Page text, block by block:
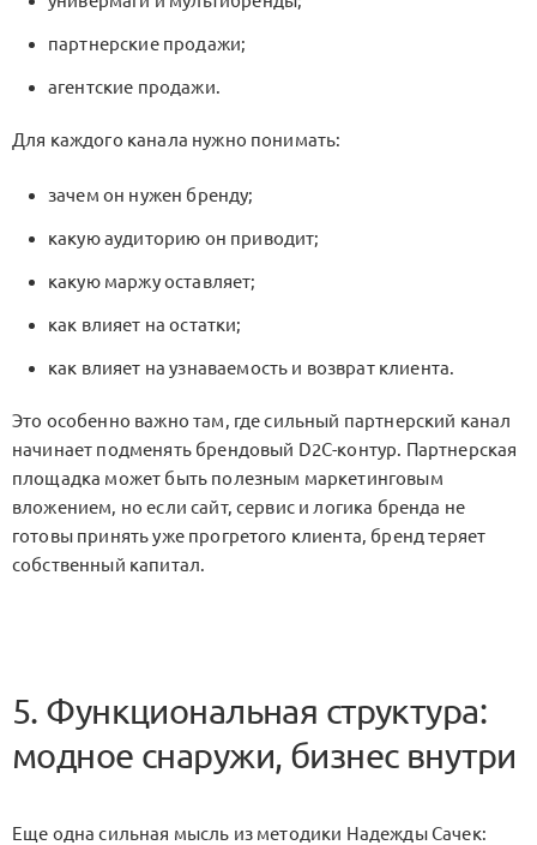
партнерские продажи;
агентские продажи.
Для каждого канала нужно понимать:
зачем он нужен бренду;
какую аудиторию он приводит;
какую маржу оставляет;
как влияет на остатки;
как влияет на узнаваемость и возврат клиента.
Это особенно важно там, где сильный партнерский канал
начинает подменять брендовый D2C-контур. Партнерская
площадка может быть полезным маркетинговым
вложением, но если сайт, сервис и логика бренда не
готовы принять уже прогретого клиента, бренд теряет
собственный капитал.
5. Функциональная структура:
модное снаружи, бизнес внутри
Еще одна сильная мысль из методики Надежды Сачек: